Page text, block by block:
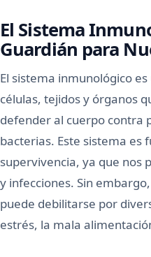
El Sistema
Guardián para
El sistema inmunológico
células, tejidos y órganos
defender al cuerpo contra
bacterias. Este sistema es
supervivencia, ya que nos
y infecciones. Sin
puede debilitarse por
estrés, la mala